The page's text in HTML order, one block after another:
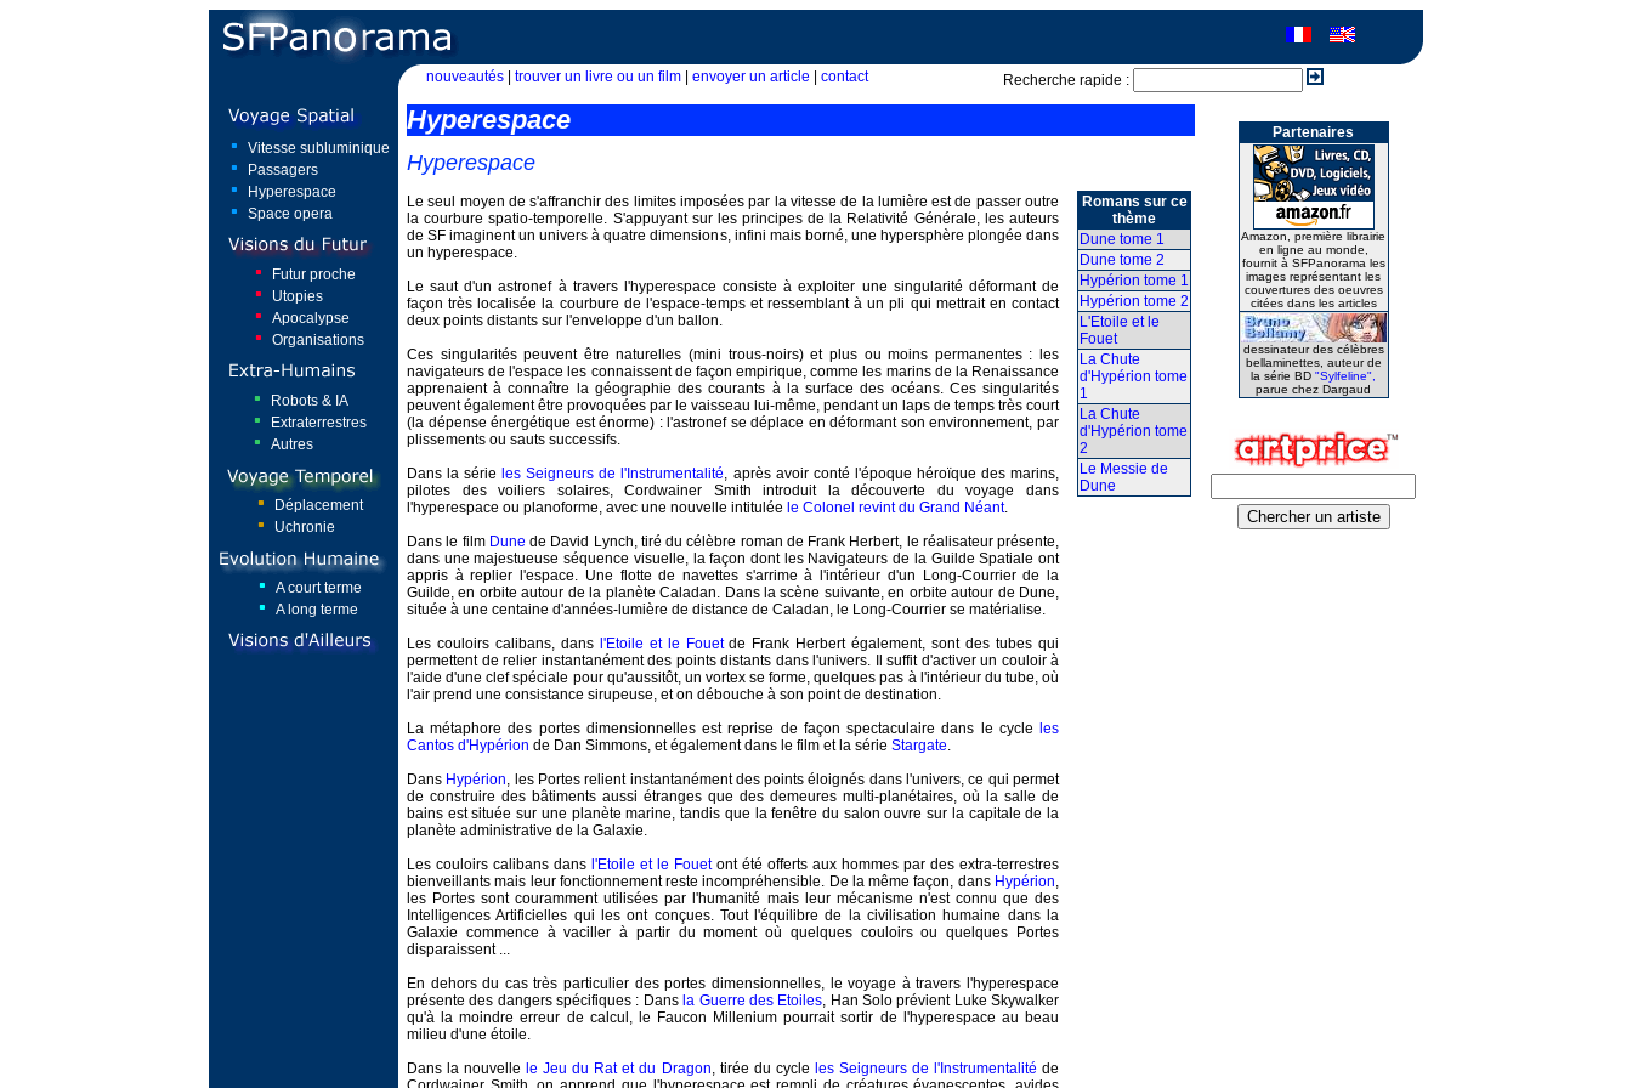
nouveautés trouver un livre ou un film envoyer un article contact Recherche rapide :
Vitesse subluminique
Passagers
Hyperespace
Space opera
Futur proche
Utopies
Apocalypse
Organisations
Robots & IA
Extraterrestres
Autres
Déplacement
Uchronie
A court terme
A long terme
Hyperespace
Hyperespace
Le seul moyen de s'affranchir des limites imposées par la vitesse de la lumière est de passer outre
la courbure spatio-temporelle. S'appuyant sur les principes de la Relativité Générale, les auteurs
de SF imaginent un univers à quatre dimensions, infini mais borné, une hypersphère plongée dans
un hyperespace.
Le saut d'un astronef à travers l'hyperespace consiste à exploiter une singularité déformant de
façon très localisée la courbure de l'espace-temps et ressemblant à un pli qui mettrait en contact
deux points distants sur l'enveloppe d'un ballon.
Ces singularités peuvent être naturelles (mini trous-noirs) et plus ou moins permanentes : les
navigateurs de l'espace les connaissent de façon empirique, comme les marins de la Renaissance
apprenaient à connaître la géographie des courants à la surface des océans. Ces singularités
peuvent également être provoquées par le vaisseau lui-même, pendant un laps de temps très court
(la dépense énergétique est énorme) : l'astronef se déplace en déformant son environnement, par
plissements ou sauts successifs.
Dans la série les Seigneurs de l'Instrumentalité, après avoir conté l'époque héroïque des marins,
pilotes des voiliers solaires, Cordwainer Smith introduit la découverte du voyage dans
l'hyperespace ou planoforme, avec une nouvelle intitulée le Colonel revint du Grand Néant.
Dans le film Dune de David Lynch, tiré du célèbre roman de Frank Herbert, le réalisateur présente,
dans une majestueuse séquence visuelle, la façon dont les Navigateurs de la Guilde Spatiale ont
appris à replier l'espace. Une flotte de navettes s'arrime à l'intérieur d'un Long-Courrier de la
Guilde, en orbite autour de la planète Caladan. Dans la scène suivante, en orbite autour de Dune,
située à une centaine d'années-lumière de distance de Caladan, le Long-Courrier se matérialise.
Les couloirs calibans, dans l'Etoile et le Fouetde Frank Herbert également, sont des tubes qui
permettent de relier instantanément des points distants dans l'univers. Il suffit d'activer un couloir à
l'aide d'une clef spéciale pour qu'aussitôt, un vortex se forme, quelques pas à l'intérieur du tube, où
l'air prend une consistance sirupeuse, et on débouche à son point de destination.
La métaphore des portes dimensionnelles est reprise de façon spectaculaire dans le cycle
les
Cantos d'Hypérion de Dan Simmons, et également dans le film et la série Stargate.
Dans Hypérion, les Portes relient instantanément des points éloignés dans l'univers, ce qui permet
de construire des bâtiments aussi étranges que des demeures multi-planétaires, où la salle de
bains est située sur une planète marine, tandis que la fenêtre du salon ouvre sur la capitale de la
planète administrative de la Galaxie.
Les couloirs calibans dans l'Etoile et le Fouetont été offerts aux hommes par des extra-terrestres
bienveillants mais leur fonctionnement reste incompréhensible. De la même façon, dans Hypérion,
les Portes sont couramment utilisées par l'humanité mais leur mécanisme n'est connu que des
Intelligences Artificielles qui les ont conçues. Tout l'équilibre de la civilisation humaine dans la
Galaxie commence à vaciller à partir du moment où quelques couloirs ou quelques Portes
disparaissent ...
En dehors du cas très particulier des portes dimensionnelles, le voyage à travers l'hyperespace
présente des dangers spécifiques : Dans la Guerre des Etoiles, Han Solo prévient Luke Skywalker
qu'à la moindre erreur de calcul, le Faucon Millenium pourrait sortir de l'hyperespace au beau
milieu d'une étoile.
Dans la nouvelle le Jeu du Rat et du Dragon, tirée du cycle les Seigneurs de l'Instrumentalité de
Romans sur ce
thème
Dune tome 1
Dune tome 2
Hypérion tome 1
Hypérion tome 2
L'Etoile et le
Fouet
La Chute
d'Hypérion tome
1
La Chute
d'Hypérion tome
2
Le Messie de
Dune
Partenaires
Amazon, première librairie
en ligne au monde,
fournit à SFPanorama les
images représentant les
couvertures des oeuvres
citées dans les articles
dessinateur des célèbres
bellaminettes, auteur de
la série BD "Sylfeline",
parue chez Dargaud